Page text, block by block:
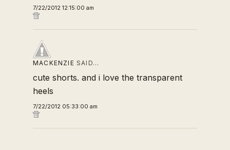
7/22/2012 12:15:00 am
MACKENZIE SAID…
cute shorts. and i love the transparent
heels
7/22/2012 05:33:00 am